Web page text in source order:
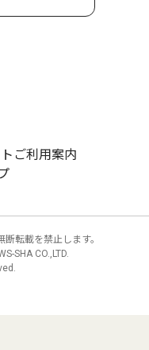
ご利用案内
転載を禁止します。
SHA CO.,LTD.